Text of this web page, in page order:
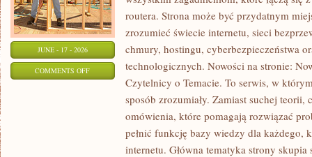
JUNE - 17 - 2026
COMMENTS OFFON
REGULACJE
routera. Strona może być przydatnym
zrozumieć świecie internetu, sieci
chmury, hostingu, cyberbezpieczeństwa
technologicznych. Nowości na stronie:
Czytelnicy o Temacie. To serwis, w
sposób zrozumiały. Zamiast suchej
omówienia, które pomagają rozwiązać
pełnić funkcję bazy wiedzy dla każdego,
internetu. Główna tematyka strony skupia